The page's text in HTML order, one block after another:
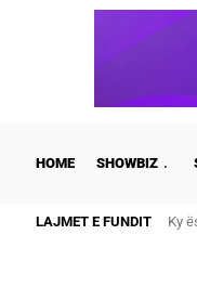
HOME SHOWBIZ
LAJMET E FUNDIT Ky